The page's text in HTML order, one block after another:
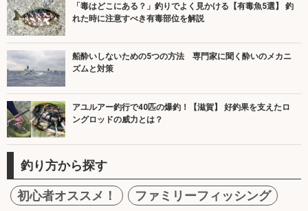
「毒はどこにある？」釣りでよく見かける【有毒魚5選】 釣
れた時に注意すべき有毒部位を解説
船酔いしないための5つの方法 専門家に聞く酔いのメカニ
ズムと対策
アユルアー釣行で40匹の爆釣！【滋賀】 好釣果を支えたロ
ングロッドの威力とは？
釣り方から探す
初心者オススメ！
ファミリーフィッシング